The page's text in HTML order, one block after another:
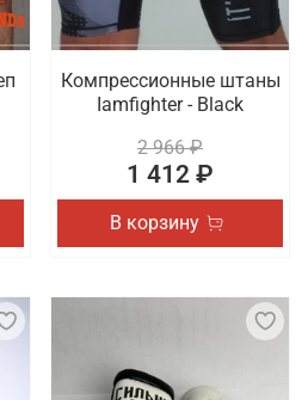
Компрессионные штаны
Iamfighter - Black
2 966 ₽
1 412 ₽
В корзину